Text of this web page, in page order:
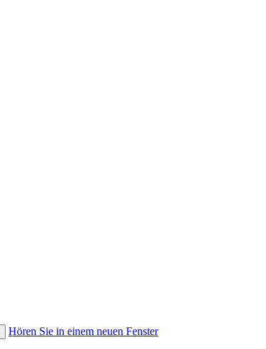
Hören Sie in einem neuen Fenster